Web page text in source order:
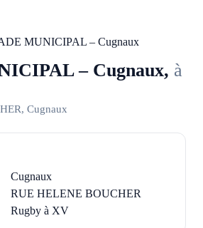
MUNICIPAL – Cugnaux
– Cugnaux, à
Cugnaux
Cugnaux
RUE HELENE BOUCHER
Rugby à XV